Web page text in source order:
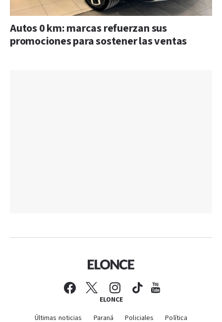
Autos 0 km: marcas refuerzan sus
promociones para sostener las ventas
ELONCE
Últimas noticias Paraná Policiales Política